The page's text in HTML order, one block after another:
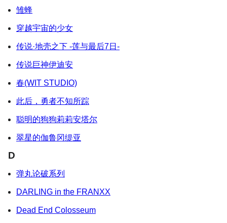
雏蜂
穿越宇宙的少女
传说·地壳之下 -莲与最后7日-
传说巨神伊迪安
春(WIT STUDIO)
此后，勇者不知所踪
聪明的狗狗莉莉安塔尔
翠星的伽鲁冈缇亚
D
弹丸论破系列
DARLING in the FRANXX
Dead End Colosseum